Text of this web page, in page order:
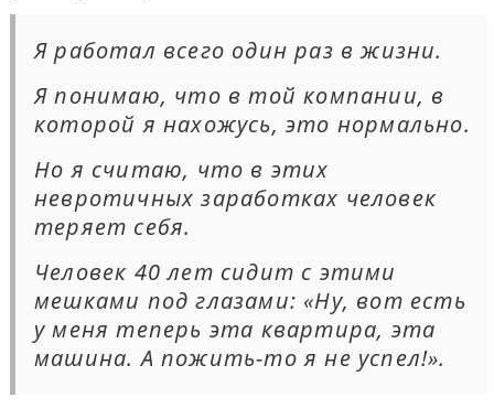
Я работал всего один раз в жизни.
Я понимаю, что в той компании, в
которой я нахожусь, это нормально.
Но я считаю, что в этих
невротичных заработках человек
теряет себя.
Человек 40 лет сидит с этими
мешками под глазами: «Ну, вот есть
у меня теперь эта квартира, эта
машина. А пожить-то я не успел!».